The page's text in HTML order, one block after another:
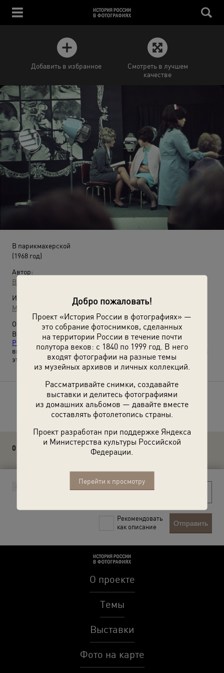
Добро пожаловать!
Проект «История России в фотографиях» —
это собрание фотоснимков, сделанных
на территории России в течение почти
полутора веков: с 1840 по 1999 год. В него
входят фотографии на разные темы
из музейных архивов и личных коллекций.
Рассматривайте снимки, создавайте
выставки и делитесь фотографиями
из домашних альбомов — давайте вместе
составлять фотолетопись страны.
Проект разработан при поддержке Яндекса
и Министерства культуры Российской
Федерации.
Перейти к просмотру
Добавить в избранное
Смотреть в лучшем
качестве
В парикмахерской
(1968 год)
Автор:
Виктор Горкин
Источники:
МАММ / МДФ
О фотографии:
Выставки«СССР: Советские Стрижки Стильное
Ретро»
«Говорить на одном языке», «СССР в 1968 году»
видео
«Ираклий Андроников: "О значении радиовещания"»
с
этой фотографией.
Расскажите друзьям об этом фото
0 комментариев
Рекомендовать
как описание
Отправить
О проекте
Темы
Выставки
Фото на карте